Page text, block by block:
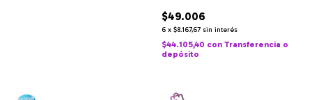
$49.006
6 x $8.167,67 sin interés
$44.105,40 con Transferencia o
depósito